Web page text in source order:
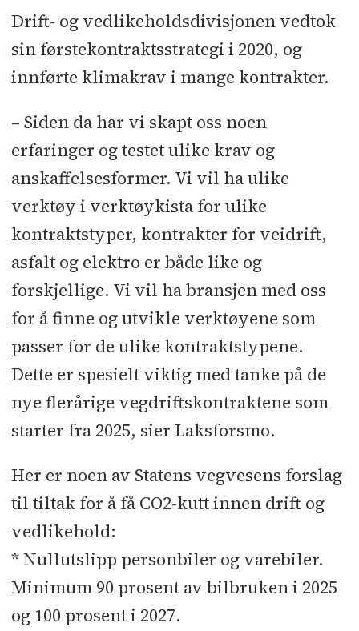
Drift- og vedlikeholdsdivisjonen vedtok
sin førstekontraktsstrategi i 2020, og
innførte klimakrav i mange kontrakter.
– Siden da har vi skapt oss noen
erfaringer og testet ulike krav og
anskaffelsesformer. Vi vil ha ulike
verktøy i verktøykista for ulike
kontraktstyper, kontrakter for veidrift,
asfalt og elektro er både like og
forskjellige. Vi vil ha bransjen med oss
for å finne og utvikle verktøyene som
passer for de ulike kontraktstypene.
Dette er spesielt viktig med tanke på de
nye flerårige vegdriftskontraktene som
starter fra 2025, sier Laksforsmo.
Her er noen av Statens vegvesens forslag
til tiltak for å få CO2-kutt innen drift og
vedlikehold:
* Nullutslipp personbiler og varebiler.
Minimum 90 prosent av bilbruken i 2025
og 100 prosent i 2027.